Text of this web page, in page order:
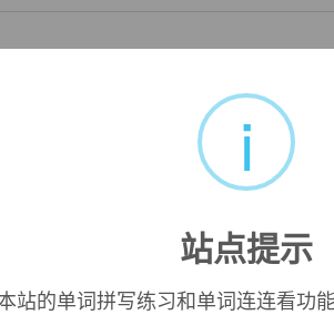
i
站点提示
站的单词拼写练习和单词连连看功